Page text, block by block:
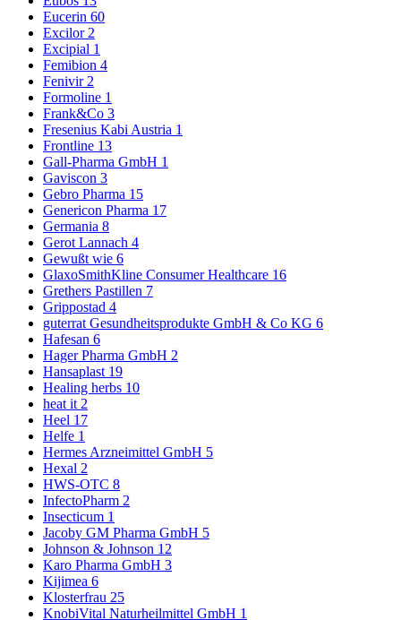
Eucerin 60
Excilor2
Excipial 1
Femibion 4
Fenivir2
Formoline 1
Frank&Co 3
Fresenius Kabi Austria 1
Frontline 13
Gall-Pharma GmbH 1
Gaviscon 3
Gebro Pharma 15
Genericon Pharma 17
Germania 8
Gerot Lannach 4
Gewußt wie 6
GlaxoSmithKline Consumer Healthcare 16
Grethers Pastillen 7
Grippostad 4
guterrat Gesundheitsprodukte GmbH & Co KG 6
Hafesan 6
Hager Pharma GmbH 2
Hansaplast 19
Healing herbs 10
heat it2
Heel 17
Helfe 1
Hermes Arzneimittel GmbH 5
Hexal 2
HWS-OTC 8
InfectoPharm 2
Insecticum 1
Jacoby GM Pharma GmbH 5
Johnson & Johnson 12
Karo Pharma GmbH 3
Kijimea 6
Klosterfrau 25
KnobiVital Naturheilmittel GmbH 1